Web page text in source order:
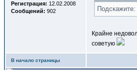
Регистрация: 12.02.2008
Сообщений: 902
Крайне
советую
В начало страницы